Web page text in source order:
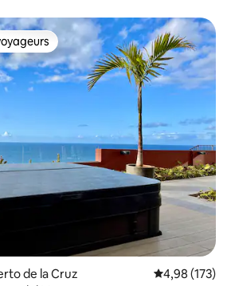
les plus appréciés
de la Cruz Évaluation
4,98 (173)